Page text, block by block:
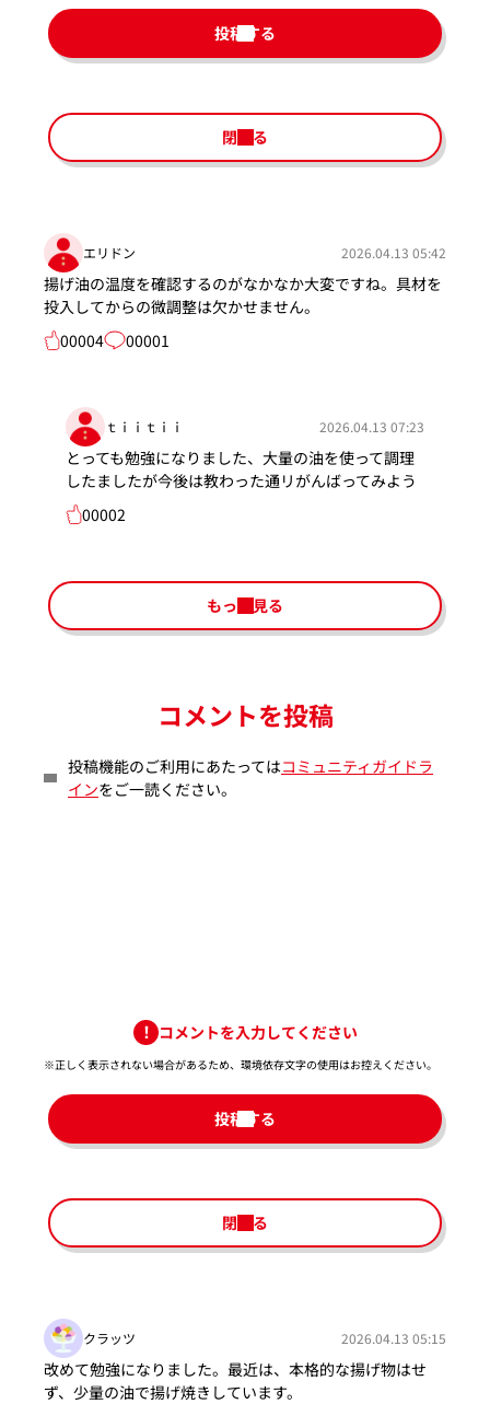
投稿する
閉じる
エリドン 2026.04.13 05:42
揚げ油の温度を確認するのがなかなか大変ですね。具材を
投入してからの微調整は欠かせません。
00004
00001
ｔｉｉｔｉｉ 2026.04.13 07:23
とっても勉強になりました、大量の油を使って調理
したましたが今後は教わった通リがんばってみよう
00002
もっと見る
コメントを投稿
投稿機能のご利用にあたってはコミュニティガイドラ
インをご一読ください。
コメントを入力してください
※正しく表示されない場合があるため、環境依存文字の使用はお控えください。​
投稿する
閉じる
クラッツ 2026.04.13 05:15
改めて勉強になりました。最近は、本格的な揚げ物はせ
ず、少量の油で揚げ焼きしています。